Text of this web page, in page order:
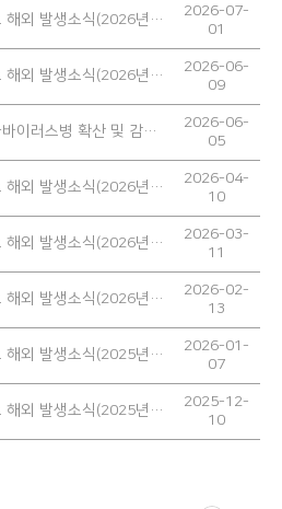
폴리오 해외 발생소식(2026년 5월)
2026-07-
01
폴리오 해외 발생소식(2026년 4월)
2026-06-
09
에볼라바이러스병 확산 및 감염 예방을 위한 안내
2026-06-
05
폴리오 해외 발생소식(2026년 3월)
2026-04-
10
폴리오 해외 발생소식(2026년 2월)
2026-03-
11
폴리오 해외 발생소식(2026년 1월)
2026-02-
13
폴리오 해외 발생소식(2025년 12월)
2026-01-
07
폴리오 해외 발생소식(2025년 11월)
2025-12-
10